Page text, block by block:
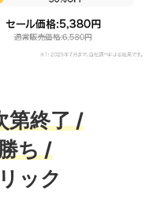
第終了 /
ち /
ック